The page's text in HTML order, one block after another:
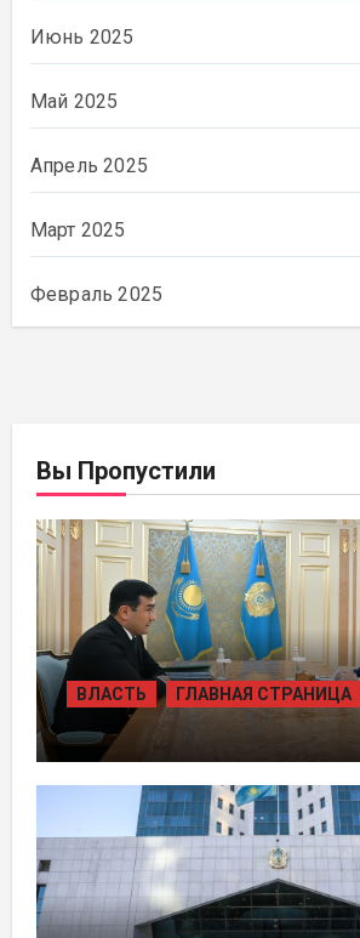
Июнь 2025
Май 2025
Апрель 2025
Март 2025
Февраль 2025
Вы Пропустили
ВЛАСТЬ ГЛАВНАЯ СТРАНИЦА
ПРЕЗИДЕНТ ПРИНЯЛ
ПРАВЛЕНИЯ ХОЛДИНГА